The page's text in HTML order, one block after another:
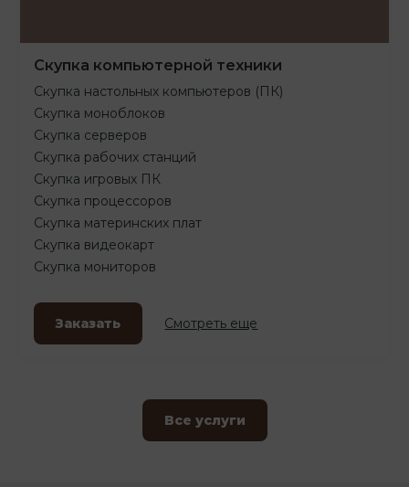
Скупка компьютерной техники
Скупка настольных компьютеров (ПК)
Скупка моноблоков
Скупка серверов
Скупка рабочих станций
Скупка игровых ПК
Скупка процессоров
Скупка материнских плат
Скупка видеокарт
Скупка мониторов
Заказать Смотреть еще
Все услуги